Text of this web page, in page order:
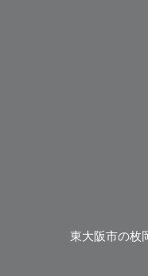
東大阪市の枚